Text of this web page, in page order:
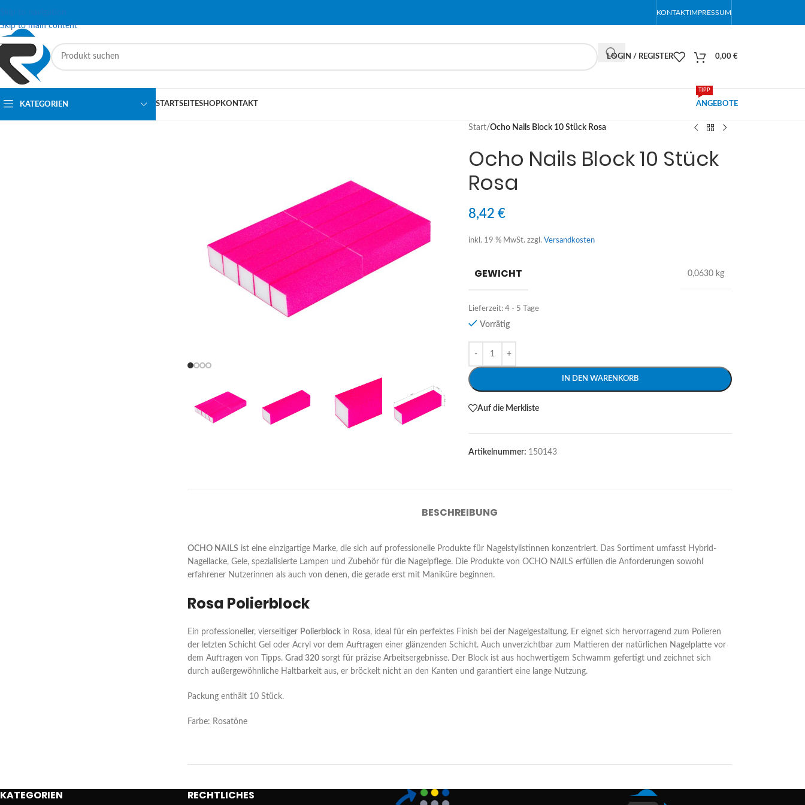
Skip to navigation
Skip to main content
KONTAKTIMPRESSUM
LOGIN / REGISTER 0,00 €
KATEGORIEN STARTSEITESHOPKONTAKT ANGEBOTE
TIPP
Start/Ocho Nails Block 10 Stück Rosa
Ocho Nails Block 10 Stück
Rosa
8,42€
inkl. 19 % MwSt. zzgl.Versandkosten
GEWICHT 0,0630 kg
Lieferzeit:4 - 5 Tage
Vorrätig
IN DEN WARENKORB
Alternative:
Auf die Merkliste
Artikelnummer: 150143
BESCHREIBUNG
OCHO NAILS ist eine einzigartige Marke, die sich auf professionelle Produkte für Nagelstylistinnen konzentriert. Das Sortiment umfasst Hybrid-
Nagellacke, Gele, spezialisierte Lampen und Zubehör für die Nagelpflege. Die Produkte von OCHO NAILS erfüllen die Anforderungen sowohl
erfahrener Nutzerinnen als auch von denen, die gerade erst mit Maniküre beginnen.
Rosa Polierblock
Ein professioneller, vierseitiger Polierblockin Rosa, ideal für ein perfektes Finish bei der Nagelgestaltung. Er eignet sich hervorragend zum Polieren
der letzten Schicht Gel oder Acryl vor dem Auftragen einer glänzenden Schicht. Auch unverzichtbar zum Mattieren der natürlichen Nagelplatte vor
dem Auftragen von Tipps. Grad 320sorgt für präzise Arbeitsergebnisse. Der Block ist aus hochwertigem Schwamm gefertigt und zeichnet sich
durch außergewöhnliche Haltbarkeit aus, er bröckelt nicht an den Kanten und garantiert eine lange Nutzung.
Packung enthält 10 Stück.
Farbe: Rosatöne
KATEGORIEN RECHTLICHES